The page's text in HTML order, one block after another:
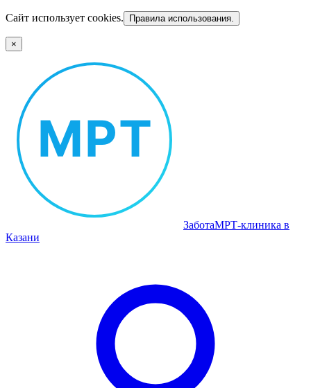
Сайт использует cookies. Правила использования.
×
ЗаботаМРТ‑клиника в
Казани